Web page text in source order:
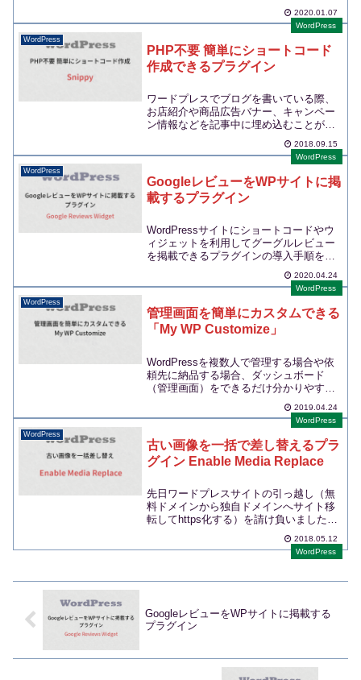
2020.01.07
WordPress
WordPress
PHP不要 簡単にショートコード
作成できるプラグイン
ワードプレスでブログを書いている際、
お店紹介や商品広告バナー、キャンペー
ン情報などを記事中に埋め込むことがあ
2018.09.15
WordPress
WordPress
GoogleレビューをWPサイトに掲
載するプラグイン
WordPressサイトにショートコードやウ
ィジェットを利用してグーグルレビュー
を掲載できるプラグインの導入手順をご
2020.04.24
WordPress
WordPress
管理画面を簡単にカスタムできる
「My WP Customize」
WordPressを複数人で管理する場合や依
頼先に納品する場合、ダッシュボード
（管理画面）をできるだけ分かりやすく
2019.04.24
WordPress
WordPress
古い画像を一括で差し替えるプラ
グイン Enable Media Replace
先日ワードプレスサイトの引っ越し（無
料ドメインから独自ドメインへサイト移
転してhttps化する）を請け負いました。
2018.05.12
WordPress
GoogleレビューをWPサイトに掲載する
プラグイン